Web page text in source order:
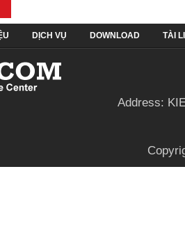
DỊCH VỤ DOWNLOAD TÀI
Address: